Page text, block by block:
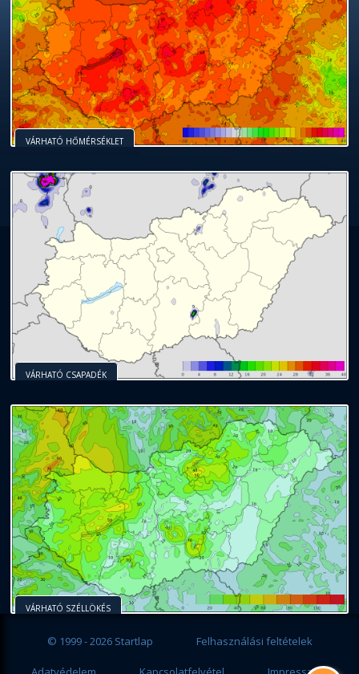
VÁRHATÓ HŐMÉRSÉKLET
VÁRHATÓ CSAPADÉK
VÁRHATÓ SZÉLLÖKÉS
© 1999 - 2026 Startlap Felhasználási feltételek